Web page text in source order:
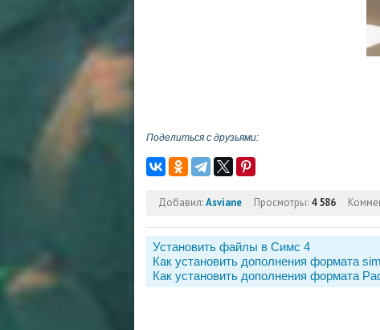
Поделиться с друзьями:
Добавил:Asviane Просмотры: 4 586
Установить файлы в Симс 4
Как установить дополнения формата
Как установить дополнения формата